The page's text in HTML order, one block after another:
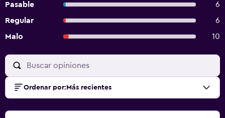
Pasable
6
Regular
6
Malo
10
Ordenar por: Más recientes